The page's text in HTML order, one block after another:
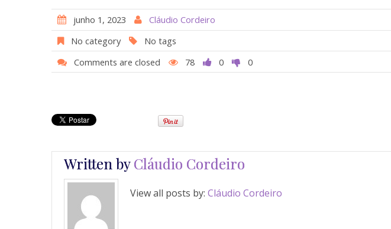
e
b
o
o
at
s
A
p
itt
er
er
e
st
junho 1, 2023 Cláudio Cordeiro
No category
No tags
Comments are closed
78 0 0
Written byCláudio Cordeiro
View all posts by: Cláudio Cordeiro